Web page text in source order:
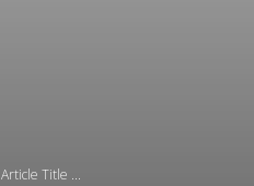
Article Title ...